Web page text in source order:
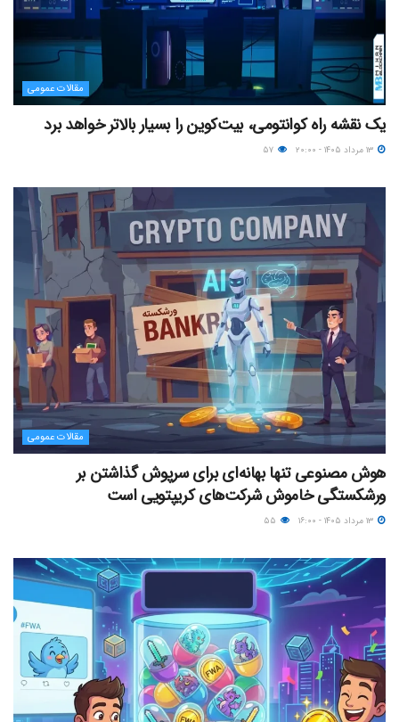
مقالات عمومی
یک نقشه راه کوانتومی، بیت‌کوین را بسیار بالاتر خواهد برد
مقالات عمومی
هوش مصنوعی تنها بهانه‌ای برای سرپوش گذاشتن بر
ورشکستگی خاموش شرکت‌های کریپتویی است